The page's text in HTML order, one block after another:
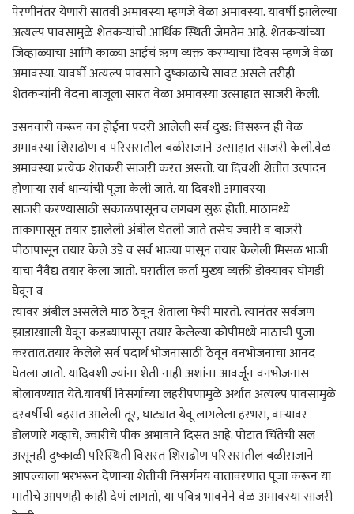
पेरणीनंतर येणारी सातवी अमावस्या म्हणजे वेळा अमावस्या. यावर्षी झालेल्या
अत्यल्प पावसामुळे शेतकऱ्यांची आर्थिक स्थिती जेमतेम आहे. शेतकऱ्यांच्या
जिव्हाळ्याचा आणि काळ्या आईचं ऋण व्यक्त करण्याचा दिवस म्हणजे वेळा
अमावस्या. यावर्षी अत्यल्प पावसाने दुष्काळाचे सावट असले तरीही
शेतकऱ्यांनी वेदना बाजूला सारत वेळा अमावस्या उत्साहात साजरी केली.
उसनवारी करून का होईना पदरी आलेली सर्व दुख: विसरून ही वेळ
अमावस्या शिराढोण व परिसरातील बळीराजाने उत्साहात साजरी केली.वेळ
अमावस्या प्रत्येक शेतकरी साजरी करत असतो. या दिवशी शेतीत उत्पादन
होणाऱ्या सर्व धान्यांची पूजा केली जाते. या दिवशी अमावस्या
साजरी करण्यासाठी सकाळपासूनच लगबग सुरू होती. माठामध्ये
ताकापासून तयार झालेली अंबील घेतली जाते तसेच ज्वारी व बाजरी
पीठापासून तयार केले उंडे व सर्व भाज्या पासून तयार केलेली मिसळ भाजी
याचा नैवैद्य तयार केला जातो. घरातील कर्ता मुख्य व्यक्ती डोक्यावर घोंगडी
घेवून व
त्यावर अंबील असलेले माठ ठेवून शेताला फेरी मारतो. त्यानंतर सर्वजण
झाडाखााली येवून कडब्यापासून तयार केलेल्या कोपीमध्ये माठाची पुजा
करतात.तयार केलेले सर्व पदार्थ भोजनासाठी ठेवून वनभोजनाचा आनंद
घेतला जातो. यादिवशी ज्यांना शेती नाही अशांना आवर्जून वनभोजनास
बोलावण्यात येते.यावर्षी निसर्गाच्या लहरीपणामुळे अर्थात अत्यल्प पावसामुळे
दरवर्षीची बहरात आलेली तूर, घाट्यात येवू लागलेला हरभरा, वाऱ्यावर
डोलणारे गव्हाचे, ज्वारीचे पीक अभावाने दिसत आहे. पोटात चिंतेची सल
असूनही दुष्काळी परिस्थिती विसरत शिराढोण परिसरातील बळीराजाने
आपल्याला भरभरून देणाऱ्या शेतीची निसर्गमय वातावरणात पूजा करून या
मातीचे आपणही काही देणं लागतो, या पवित्र भावनेने वेळ अमावस्या साजरी